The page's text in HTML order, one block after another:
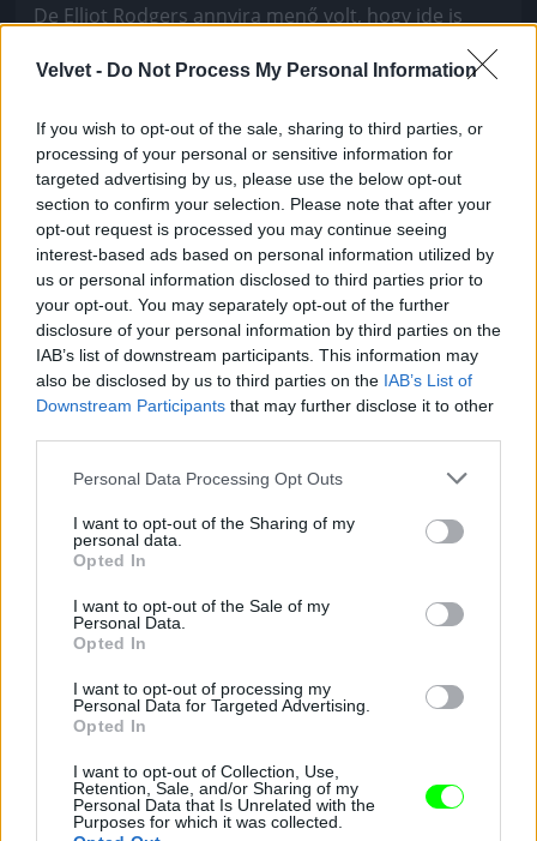
Velvet - Do Not Process My Personal Information
If you wish to opt-out of the sale, sharing to third parties, or
processing of your personal or sensitive information for
targeted advertising by us, please use the below opt-out
section to confirm your selection. Please note that after your
opt-out request is processed you may continue seeing
interest-based ads based on personal information utilized by
us or personal information disclosed to third parties prior to
your opt-out. You may separately opt-out of the further
disclosure of your personal information by third parties on the
IAB’s list of downstream participants. This information may
also be disclosed by us to third parties on the IAB’s List of
Downstream Participants that may further disclose it to other
Please note that this website/app uses one or more Google
not limited to your visit or usage behaviour. You may click to
grant or deny consent to Google and its third-party tags to
use your data for below specified purposes in below Google
consent section.
Personal Data Processing Opt Outs
I want to opt-out of the Sharing of my
personal data.
Opted In
I want to opt-out of the Sale of my
Personal Data.
Opted In
I want to opt-out of processing my
Personal Data for Targeted Advertising.
Opted In
I want to opt-out of Collection, Use,
Retention, Sale, and/or Sharing of my
Personal Data that Is Unrelated with the
Purposes for which it was collected.
De Elliot Rodgers annyira menő volt, hogy ide is
Fotó: / Facebook / Elliot Rodger #6
Jön még kép!
A hatvanezres napszemüveg
Fotó: / Facebook / Elliot Rodger